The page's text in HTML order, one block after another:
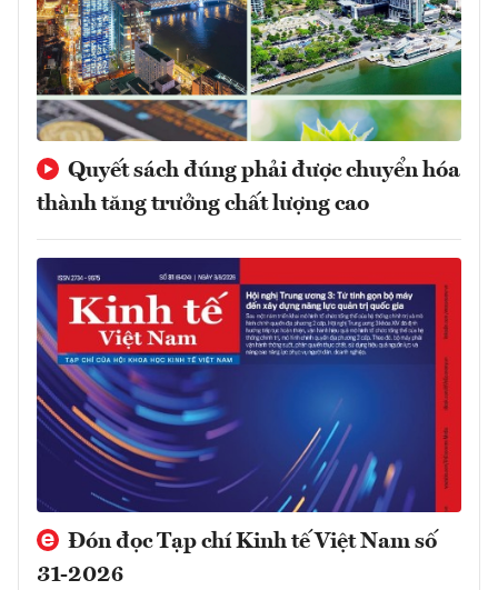
Quyết sách đúng phải được chuyển hóa
thành tăng trưởng chất lượng cao
Đón đọc Tạp chí Kinh tế Việt Nam số
31-2026